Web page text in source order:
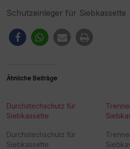
Schutzeinleger für Siebkassette
Ähnliche Beiträge
Durchstechschutz für
Siebkassette
Durchstechschutz für
Siebkassette